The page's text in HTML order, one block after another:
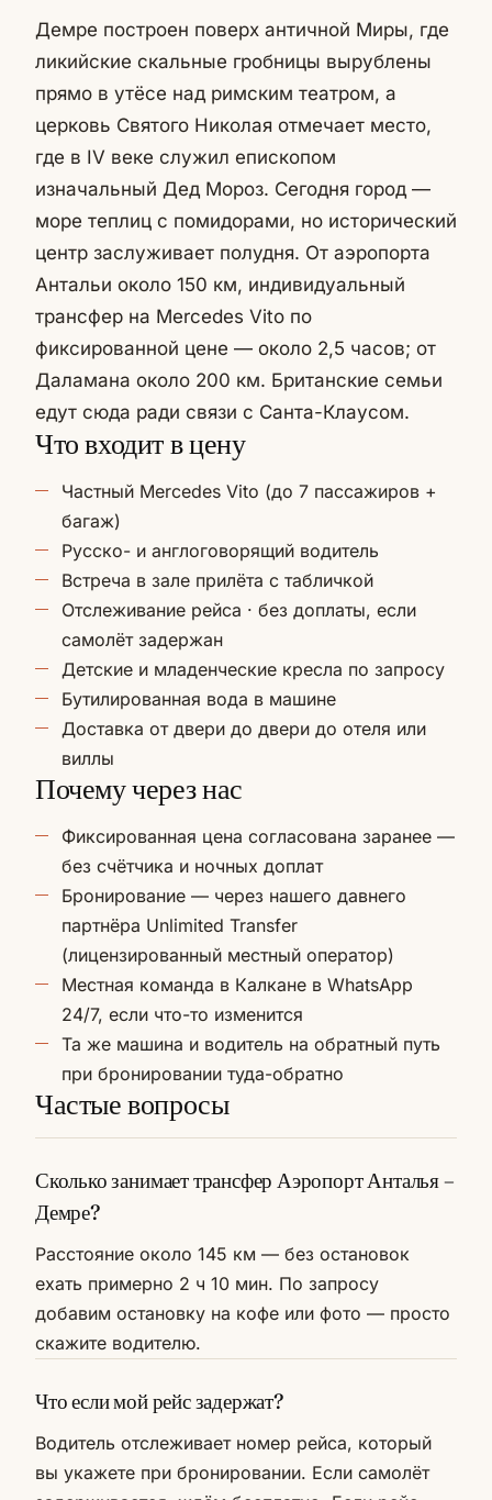
Демре построен поверх античной Миры, где
ликийские скальные гробницы вырублены
прямо в утёсе над римским театром, а
церковь Святого Николая отмечает место,
где в IV веке служил епископом
изначальный Дед Мороз. Сегодня город —
море теплиц с помидорами, но исторический
центр заслуживает полудня. От аэропорта
Антальи около 150 км, индивидуальный
трансфер на Mercedes Vito по
фиксированной цене — около 2,5 часов; от
Даламана около 200 км. Британские семьи
едут сюда ради связи с Санта-Клаусом.
Что входит в цену
Частный Mercedes Vito (до 7 пассажиров +
багаж)
Русско- и англоговорящий водитель
Встреча в зале прилёта с табличкой
Отслеживание рейса · без доплаты, если
самолёт задержан
Детские и младенческие кресла по запросу
Бутилированная вода в машине
Доставка от двери до двери до отеля или
виллы
Почему через нас
Фиксированная цена согласована заранее —
без счётчика и ночных доплат
Бронирование — через нашего давнего
партнёра Unlimited Transfer
(лицензированный местный оператор)
Местная команда в Калкане в WhatsApp
24/7, если что-то изменится
Та же машина и водитель на обратный путь
при бронировании туда-обратно
Частые вопросы
Сколько занимает трансфер Аэропорт Анталья –
Демре?
Расстояние около 145 км — без остановок
ехать примерно 2 ч 10 мин. По запросу
добавим остановку на кофе или фото — просто
скажите водителю.
Что если мой рейс задержат?
Водитель отслеживает номер рейса, который
вы укажете при бронировании. Если самолёт